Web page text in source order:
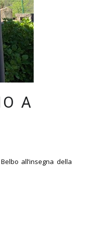
A
all’insegna della